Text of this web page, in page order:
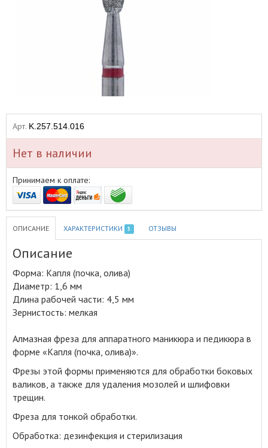
Арт. K.257.514.016
Нет в наличии
Принимаем к оплате:
ОПИСАНИЕ ХАРАКТЕРИСТИКИ 5 ОТЗЫВЫ
Описание
Форма: Капля (почка, олива)
Диаметр: 1,6 мм
Длина рабочей части: 4,5 мм
Зернистость: мелкая
Алмазная фреза для аппаратного маникюра и педикюра в
форме «Капля (почка, олива)».
Фрезы этой формы применяются для обработки боковых
валиков, а также для удаления мозолей и шлифовки
трещин.
Фреза для тонкой обработки.
Обработка: дезинфекция и стерилизация